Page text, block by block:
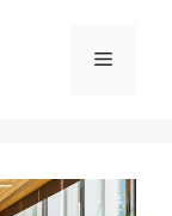
Menu